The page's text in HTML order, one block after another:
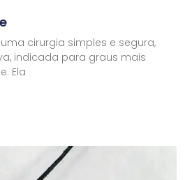
cirurgia simples e segura,
indicada para graus mais
Ela